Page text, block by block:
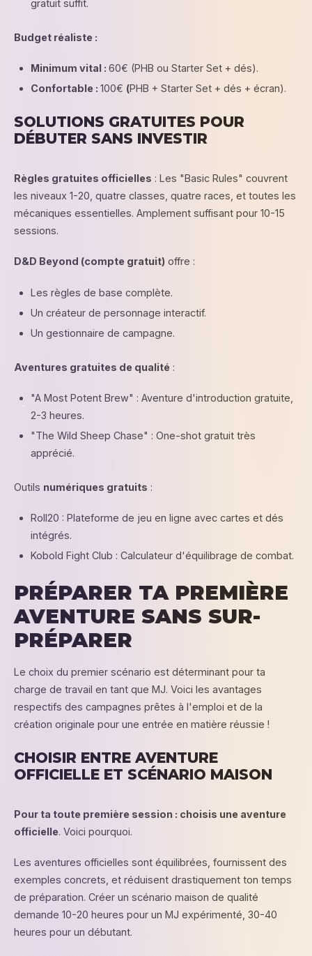
gratuit suffit.
Budget réaliste :
Minimum vital : 60€ (PHB ou Starter Set + dés).
Confortable : 100€ (PHB + Starter Set + dés + écran).
SOLUTIONS GRATUITES POUR
DÉBUTER SANS INVESTIR
Règles gratuites officielles : Les "Basic Rules" couvrent
les niveaux 1-20, quatre classes, quatre races, et toutes les
mécaniques essentielles. Amplement suffisant pour 10-15
sessions.
D&D Beyond (compte gratuit) offre :
Les règles de base complète.
Un créateur de personnage interactif.
Un gestionnaire de campagne.
Aventures gratuites de qualité :
"A Most Potent Brew" : Aventure d'introduction gratuite,
2-3 heures.
"The Wild Sheep Chase" : One-shot gratuit très
apprécié.
Outils numériques gratuits :
Roll20 : Plateforme de jeu en ligne avec cartes et dés
intégrés.
Kobold Fight Club : Calculateur d'équilibrage de combat.
PRÉPARER TA PREMIÈRE
AVENTURE SANS SUR-
PRÉPARER
Le choix du premier scénario est déterminant pour ta
charge de travail en tant que MJ. Voici les avantages
respectifs des campagnes prêtes à l'emploi et de la
création originale pour une entrée en matière réussie !
CHOISIR ENTRE AVENTURE
OFFICIELLE ET SCÉNARIO MAISON
Pour ta toute première session : choisis une aventure
officielle. Voici pourquoi.
Les aventures officielles sont équilibrées, fournissent des
exemples concrets, et réduisent drastiquement ton temps
de préparation. Créer un scénario maison de qualité
demande 10-20 heures pour un MJ expérimenté, 30-40
heures pour un débutant.